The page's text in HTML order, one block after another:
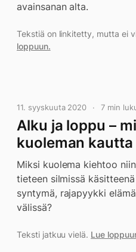
avainsanan alta.
Tekstiä on linkitetty, mutta ei
loppuun.
11. syyskuuta 2020 7 min
Alku ja loppu –
kuoleman kautta
Miksi kuolema kiehtoo
tieteen silmissä
syntymä, rajapyykki
välissä?
Teksti jatkuu vielä. Lue